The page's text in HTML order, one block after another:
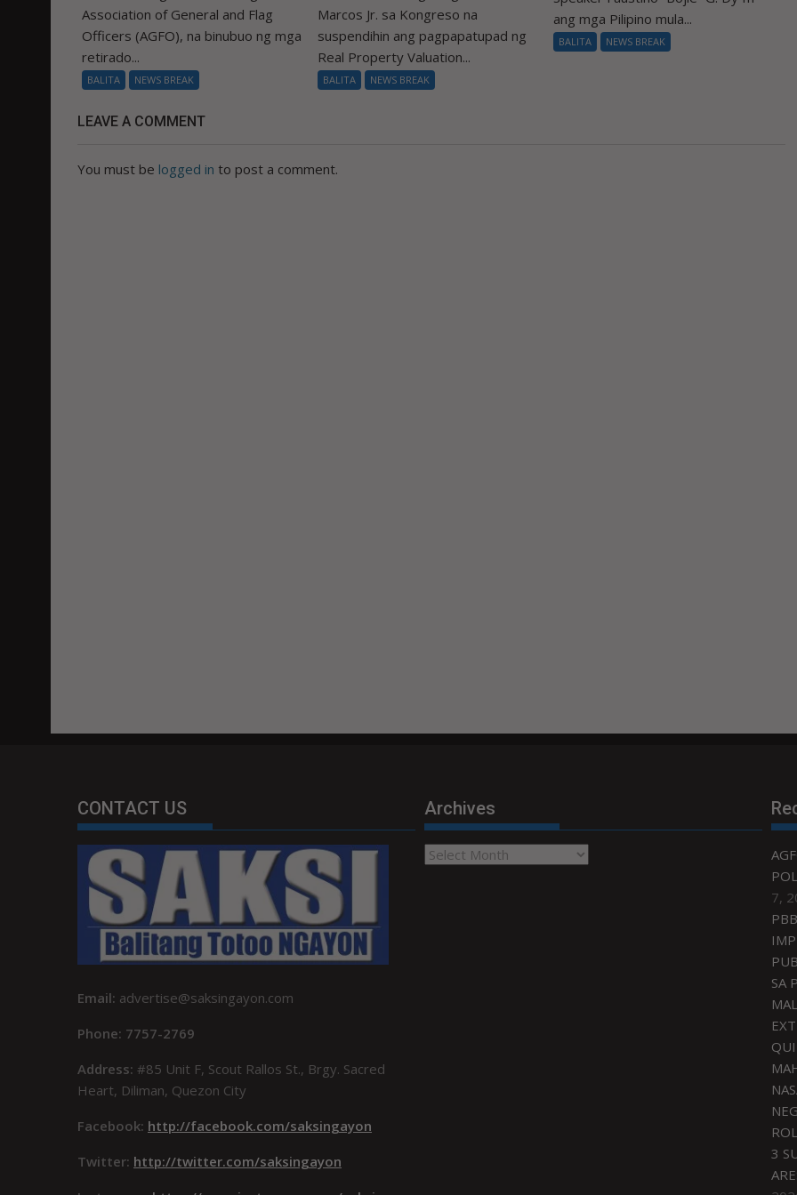
Association of General and Flag
Officers (AGFO), na binubuo ng mga
retirado...
BALITA NEWS BREAK
Marcos Jr. sa Kongreso na
suspendihin ang pagpapatupad ng
Real Property Valuation...
BALITA NEWS BREAK
ang mga Pilipino mula...
BALITA NEWS BREAK
LEAVE A COMMENT
You must be logged in to post a comment.
CONTACT US
Email: advertise@saksingayon.com
Phone: 7757-2769
Address: #85 Unit F, Scout Rallos St., Brgy. Sacred
Heart, Diliman, Quezon City
Facebook: http://facebook.com/saksingayon
Twitter: http://twitter.com/saksingayon
Archives
Archives
7,
SA
3